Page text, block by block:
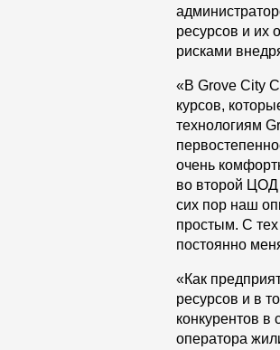
ресурсов и их
рисками
«В Grove City
курсов,
технологиям
очень
во второй ЦОД
сих пор наш
простым. С
постоянно
«Как
ресурсов и в
конкурентов в
оператора